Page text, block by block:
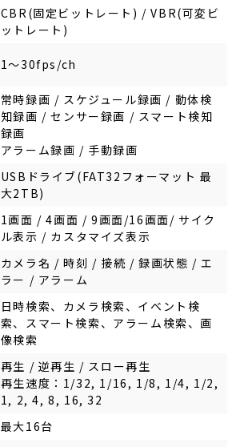
CBR(固定ビットレート) / VBR(可変ビ
ットレート)
1～30fps/ch
常時録画 / スケジュール録画 / 動体検
知録画 / センサー録画 / スマート検知
録画
アラーム録画 / 手動録画
USBドライブ(FAT32フォーマット 最
大2TB)
1画面 / 4画面 / 9画面/16画面/ サイク
ル表示 / カスタマイズ表示
カメラ名 / 時刻 / 接続 / 録画状態 / エ
ラー / アラーム
日時検索、カメラ検索、イベント検
索、スマート検索、アラーム検索、画
像検索
再生 / 逆再生 / スロー再生
再生速度：1/32, 1/16, 1/8, 1/4, 1/2,
1, 2, 4, 8, 16, 32
最大16台